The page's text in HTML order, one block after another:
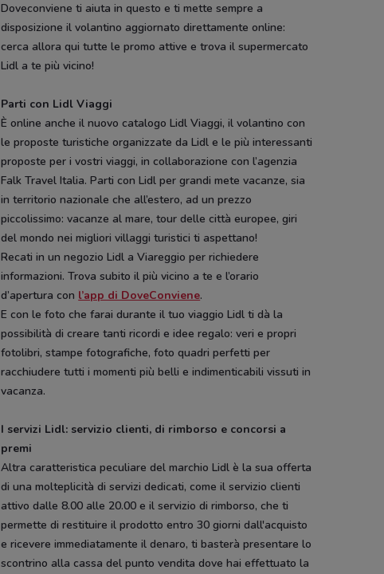
Doveconviene ti aiuta in questo e ti mette sempre a
disposizione il volantino aggiornato direttamente online:
cerca allora qui tutte le promo attive e trova il supermercato
Lidl a te più vicino!
Parti con Lidl Viaggi
È online anche il nuovo catalogo Lidl Viaggi, il volantino con
le proposte turistiche organizzate da Lidl e le più interessanti
proposte per i vostri viaggi, in collaborazione con l’agenzia
Falk Travel Italia. Parti con Lidl per grandi mete vacanze, sia
in territorio nazionale che all’estero, ad un prezzo
piccolissimo: vacanze al mare, tour delle città europee, giri
del mondo nei migliori villaggi turistici ti aspettano!
Recati in un negozio Lidl a Viareggio per richiedere
informazioni. Trova subito il più vicino a te e l’orario
d’apertura con l’app di DoveConviene.
E con le foto che farai durante il tuo viaggio Lidl ti dà la
possibilità di creare tanti ricordi e idee regalo: veri e propri
fotolibri, stampe fotografiche, foto quadri perfetti per
racchiudere tutti i momenti più belli e indimenticabili vissuti in
vacanza.
I servizi Lidl: servizio clienti, di rimborso e concorsi a
premi
Altra caratteristica peculiare del marchio Lidl è la sua offerta
di una molteplicità di servizi dedicati, come il servizio clienti
attivo dalle 8.00 alle 20.00 e il servizio di rimborso, che ti
permette di restituire il prodotto entro 30 giorni dall'acquisto
e ricevere immediatamente il denaro, ti basterà presentare lo
scontrino alla cassa del punto vendita dove hai effettuato la